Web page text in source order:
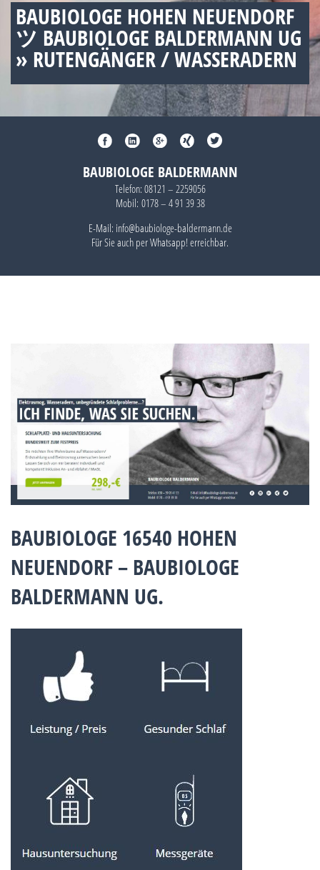
BAUBIOLOGE HOHEN NEUENDORF
ツ BAUBIOLOGE BALDERMANN UG
» RUTENGÄNGER / WASSERADERN
BAUBIOLOGE BALDERMANN
Telefon: 08121 – 2259056
Mobil: 0178 – 4 91 39 38
E-Mail: info@baubiologe-baldermann.de
Für Sie auch perWhatsapp!erreichbar.
BAUBIOLOGE 16540 HOHEN
NEUENDORF – BAUBIOLOGE
BALDERMANN UG.